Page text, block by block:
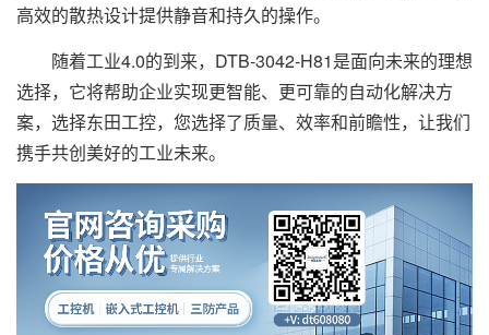
高效的散热设计提供静音和持久的操作。
随着工业4.0的到来，DTB-3042-H81是面向未来的理想
选择，它将帮助企业实现更智能、更可靠的自动化解决方
案，选择东田工控，您选择了质量、效率和前瞻性，让我们
携手共创美好的工业未来。